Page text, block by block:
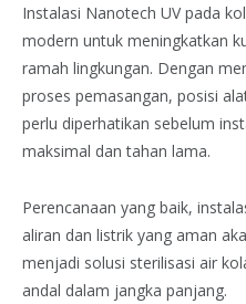
Instalasi Nanotech UV pada
modern untuk meningkatkan
ramah lingkungan. Dengan
proses pemasangan, posisi
perlu diperhatikan sebelum
maksimal dan tahan lama.
Perencanaan yang baik,
aliran dan listrik yang aman
menjadi solusi sterilisasi air
andal dalam jangka panjang.